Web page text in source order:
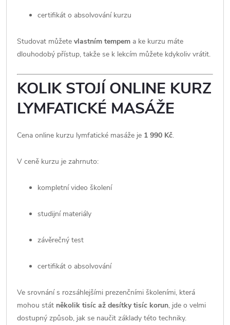
certifikát o absolvování kurzu
Studovat můžete vlastním tempem a ke kurzu máte
dlouhodobý přístup, takže se k lekcím můžete kdykoliv vrátit.
KOLIK STOJÍ ONLINE KURZ
LYMFATICKÉ MASÁŽE
Cena online kurzu lymfatické masáže je 1 990 Kč.
V ceně kurzu je zahrnuto:
kompletní video školení
studijní materiály
závěrečný test
certifikát o absolvování
Ve srovnání s rozsáhlejšími prezenčními školeními, která
mohou stát několik tisíc až desítky tisíc korun, jde o velmi
dostupný způsob, jak se naučit základy této techniky.